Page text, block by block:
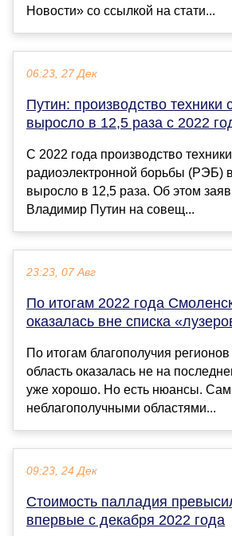
Новости» со ссылкой на стати...
06:23, 27 Дек
Путин: производство техники
выросло в 12,5 раза с 2022
С 2022 года производство
радиоэлектронной борьбы (РЭБ)
выросло в 12,5 раза. Об этом
Владимир Путин на совещ...
23:23, 07 Авг
По итогам 2022 года
оказалась вне списка
По итогам благополучия
область оказалась не на
уже хорошо. Но есть нюансы.
неблагополучными областями...
09:23, 24 Дек
Стоимость палладия
впервые с декабря 2022 года